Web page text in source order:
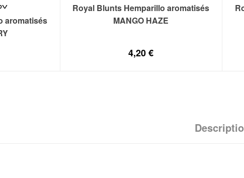
aromatisés
Royal Blunts Hemparillo aromatisés
MANGO HAZE
4,20€